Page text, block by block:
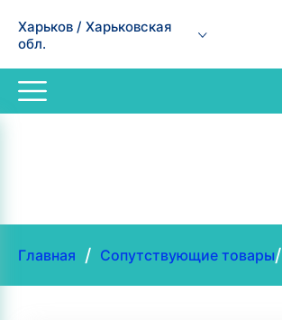
Харьков / Харьковская
обл.
Главная / Сопутствующие товары/